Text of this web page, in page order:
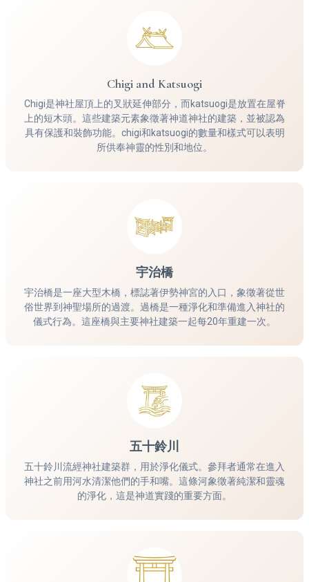
Chigi and Katsuogi
Chigi是神社屋頂上的叉狀延伸部分，而katsuogi是放置在屋脊
上的短木頭。這些建築元素象徵著神道神社的建築，並被認為
具有保護和裝飾功能。chigi和katsuogi的數量和樣式可以表明
所供奉神靈的性別和地位。
宇治橋
宇治橋是一座大型木橋，標誌著伊勢神宮的入口，象徵著從世
俗世界到神聖場所的過渡。過橋是一種淨化和準備進入神社的
儀式行為。這座橋與主要神社建築一起每20年重建一次。
五十鈴川
五十鈴川流經神社建築群，用於淨化儀式。參拜者通常在進入
神社之前用河水清潔他們的手和嘴。這條河象徵著純潔和靈魂
的淨化，這是神道實踐的重要方面。